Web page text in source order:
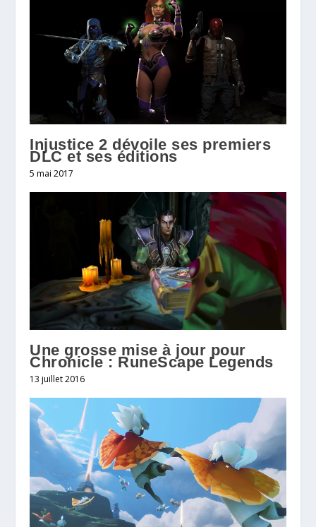
Injustice 2 dévoile ses premiers
DLC et ses éditions
5 mai 2017
Une grosse mise à jour pour
Chronicle : RuneScape Legends
13 juillet 2016